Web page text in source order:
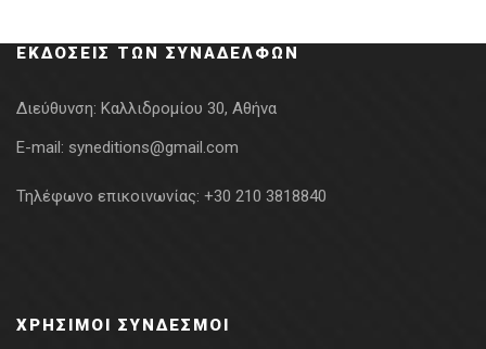
ΕΚΔΌΣΕΙΣ ΤΩΝ ΣΥΝΑΔΈΛΦΩΝ
Διεύθυνση: Καλλιδρομίου 30, Αθήνα
E-mail: syneditions@gmail.com
Τηλέφωνο επικοινωνίας: +30 210 3818840
ΧΡΉΣΙΜΟΙ ΣΎΝΔΕΣΜΟΙ